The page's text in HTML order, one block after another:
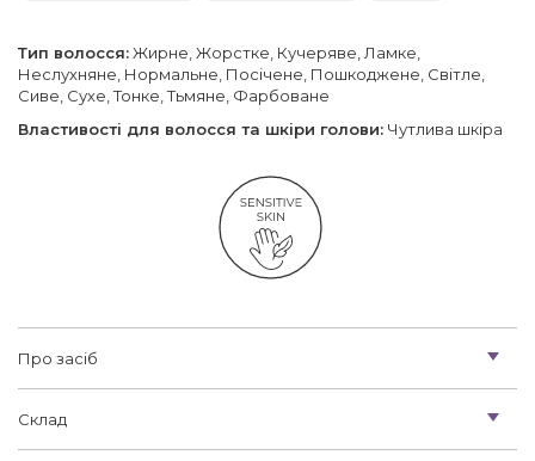
Тип волосся:Жирне, Жорстке, Кучеряве, Ламке,
Неслухняне, Нормальне, Посічене, Пошкоджене, Світле,
Сиве, Сухе, Тонке, Тьмяне, Фарбоване
Властивості для волосся та шкіри голови: Чутлива шкіра
Про засіб
Склад